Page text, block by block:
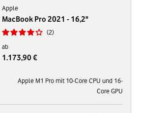
Apple
MacBook Pro 2021 - 16,2"
2
ab
1.173,90 €
Apple M1 Pro mit 10-Core CPU und 16-
Core GPU